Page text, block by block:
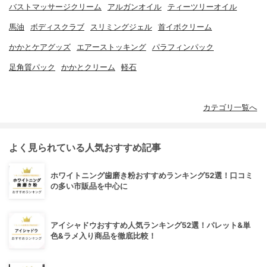
バストマッサージクリーム アルガンオイル ティーツリーオイル
馬油 ボディスクラブ スリミングジェル 首イボクリーム
かかとケアグッズ エアーストッキング パラフィンパック
足角質パック かかとクリーム 軽石
カテゴリ一覧へ
よく見られている人気おすすめ記事
ホワイトニング歯磨き粉おすすめランキング52選！口コミ
の多い市販品を中心に
アイシャドウおすすめ人気ランキング52選！パレット&単
色&ラメ入り商品を徹底比較！